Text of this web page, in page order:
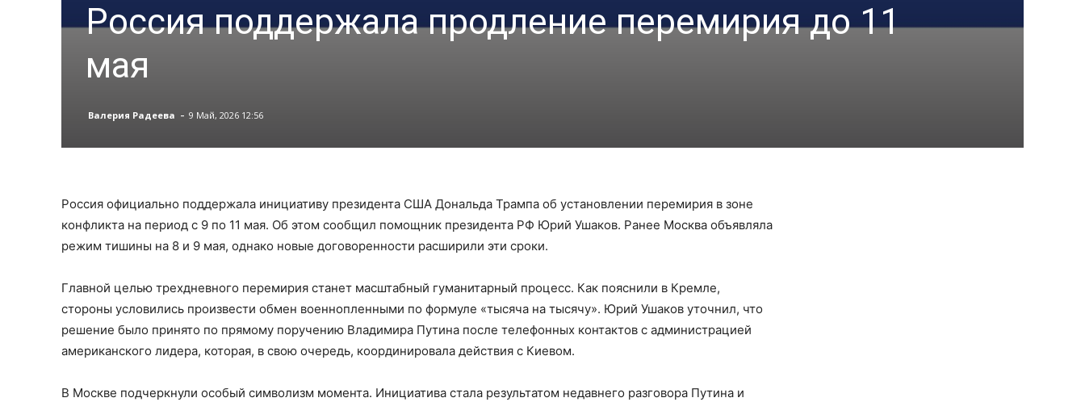
Россия поддержала продление перемирия до 11
мая
Валерия Радеева - 9 Май, 2026 12:56
Россия официально поддержала инициативу президента США Дональда Трампа об установлении перемирия в зоне
конфликта на период с 9 по 11 мая. Об этом сообщил помощник президента РФ Юрий Ушаков. Ранее Москва объявляла
режим тишины на 8 и 9 мая, однако новые договоренности расширили эти сроки.
Главной целью трехдневного перемирия станет масштабный гуманитарный процесс. Как пояснили в Кремле,
стороны условились произвести обмен военнопленными по формуле «тысяча на тысячу». Юрий Ушаков уточнил, что
решение было принято по прямому поручению Владимира Путина после телефонных контактов с администрацией
американского лидера, которая, в свою очередь, координировала действия с Киевом.
В Москве подчеркнули особый символизм момента. Инициатива стала результатом недавнего разговора Путина и